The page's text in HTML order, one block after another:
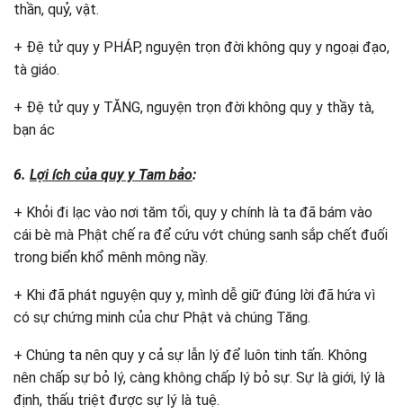
thần, quỷ, vật.
+ Đệ tử quy y PHÁP, nguyện trọn đời không quy y ngoại đạo,
tà giáo.
+ Đệ tử quy y TĂNG, nguyện trọn đời không quy y thầy tà,
bạn ác
6. Lợi ích của quy y Tam bảo:
+ Khỏi đi lạc vào nơi tăm tối, quy y chính là ta đã bám vào
cái bè mà Phật chế ra để cứu vớt chúng sanh sắp chết đuối
trong biển khổ mênh mông nầy.
+ Khi đã phát nguyện quy y, mình dễ giữ đúng lời đã hứa vì
có sự chứng minh của chư Phật và chúng Tăng.
+ Chúng ta nên quy y cả sự lẫn lý để luôn tinh tấn. Không
nên chấp sự bỏ lý, càng không chấp lý bỏ sự. Sự là giới, lý là
định, thấu triệt được sự lý là tuệ.